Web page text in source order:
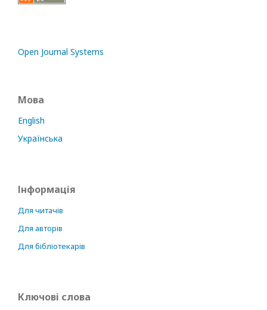
Open Journal Systems
Мова
English
Українська
Інформація
Для читачів
Для авторів
Для бібліотекарів
Ключові слова